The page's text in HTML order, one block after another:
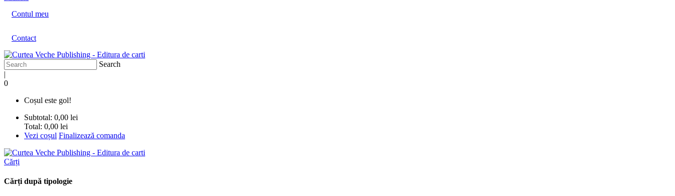
Contul meu
Contact
Search
|
0
Coșul este gol!
Subtotal: 0,00 lei
Total: 0,00 lei
Vezi coșul Finalizează comanda
Cărți
Cărți după tipologie